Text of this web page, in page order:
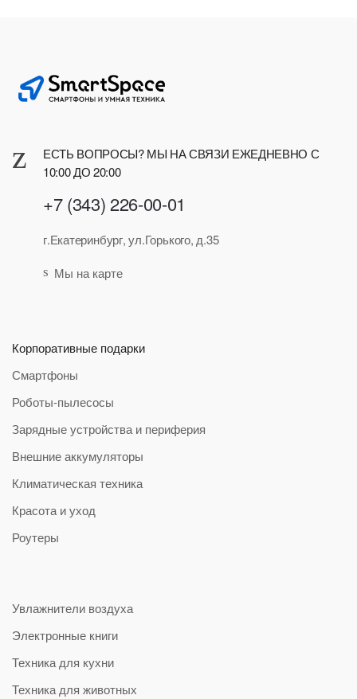
ЕСТЬ ВОПРОСЫ? МЫ НА СВЯЗИ ЕЖЕДНЕВНО С
10:00 ДО 20:00
+7 (343) 226-00-01
г.Екатеринбург, ул.Горького, д.35
Мы на карте
Корпоративные подарки
Смартфоны
Роботы-пылесосы
Зарядные устройства и периферия
Внешние аккумуляторы
Климатическая техника
Красота и уход
Роутеры
Увлажнители воздуха
Электронные книги
Техника для кухни
Техника для животных